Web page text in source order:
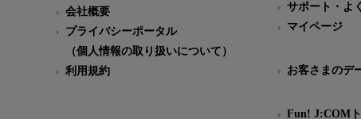
会社概要
プライバシーポータル
（個人情報の取り扱いについて）
利用規約
サポート・よ
マイページ
お客さまのデ
Fun! J:COM